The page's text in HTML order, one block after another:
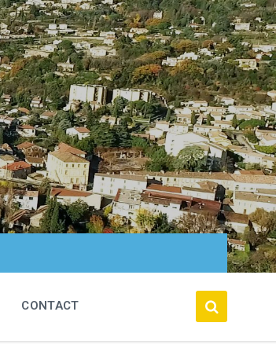
CONTACT